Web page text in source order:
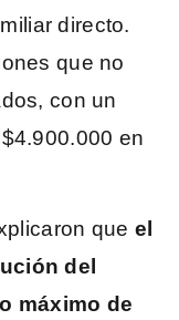
directo.
que no
con un
en
que el
del
máximo de